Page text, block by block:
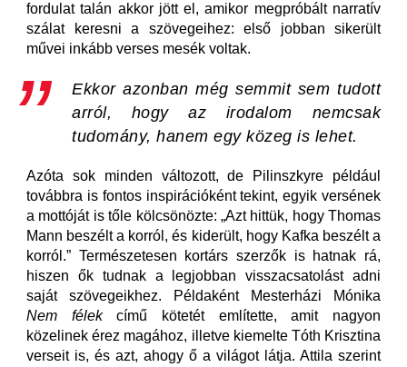
fordulat talán akkor jött el, amikor megpróbált narratív
szálat keresni a szövegeihez: első jobban sikerült
művei inkább verses mesék voltak.
Ekkor azonban még semmit sem tudott
arról, hogy az irodalom nemcsak
tudomány, hanem egy közeg is lehet.
Azóta sok minden változott, de Pilinszkyre például
továbbra is fontos inspirációként tekint, egyik versének
a mottóját is tőle kölcsönözte: „Azt hittük, hogy Thomas
Mann beszélt a korról, és kiderült, hogy Kafka beszélt a
korról.” Természetesen kortárs szerzők is hatnak rá,
hiszen ők tudnak a legjobban visszacsatolást adni
saját szövegeikhez. Példaként Mesterházi Mónika
Nem félekcímű kötetét említette, amit nagyon
közelinek érez magához, illetve kiemelte Tóth Krisztina
verseit is, és azt, ahogy ő a világot látja. Attila szerint